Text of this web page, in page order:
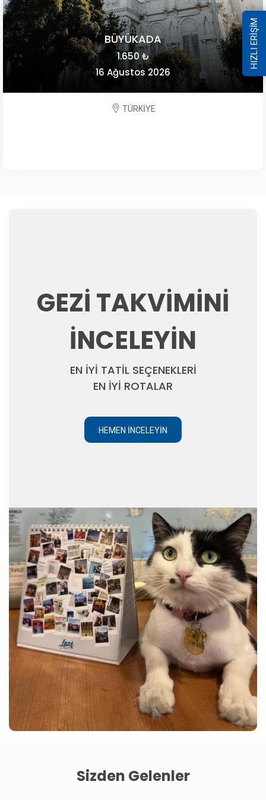
BÜYÜKADA
1.650 ₺
16 Ağustos 2026
TÜRKİYE
GEZİ TAKVİMİNİ
İNCELEYİN
EN İYİ TATİL SEÇENEKLERİ
EN İYİ ROTALAR
HEMEN İNCELEYIN
Sizden Gelenler
HIZLI ERİŞİM